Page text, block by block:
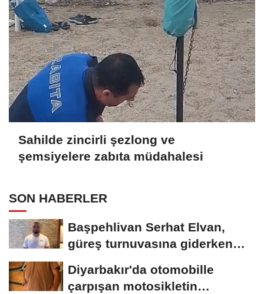
Sahilde zincirli şezlong ve
şemsiyelere zabıta müdahalesi
SON HABERLER
Başpehlivan Serhat Elvan,
güreş turnuvasına giderken
Diyarbakır'da otomobille
çarpışan motosikletin